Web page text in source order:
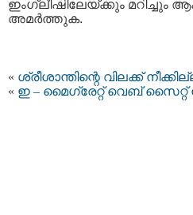
ഇംഗ്ലീഷിലേയ്ക്കും മറിച്ചും
അമര്‍ത്തുക.
« ശ്രീശാന്തിന്റെ വിലക്ക്
« ഇ – മൈഗ്രേറ്റ് വെബ് സൈറ്റ്